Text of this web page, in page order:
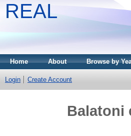
REAL
Home About Browse by
Login Create Account
Balatoni